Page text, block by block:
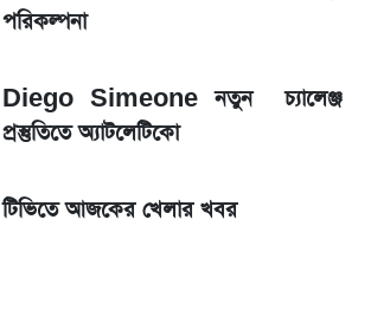
তারেক রহমান—তুলনায় যা বললেন
পরিকল্পনা
Diego Simeone নতুন চ্যালেঞ্জ
প্রস্তুতিতে অ্যাটলেটিকো
টিভিতে আজকের খেলার খবর